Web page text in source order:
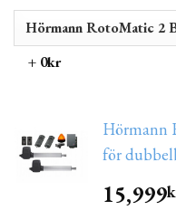
+ 0kr
Hörmann
för
15,999